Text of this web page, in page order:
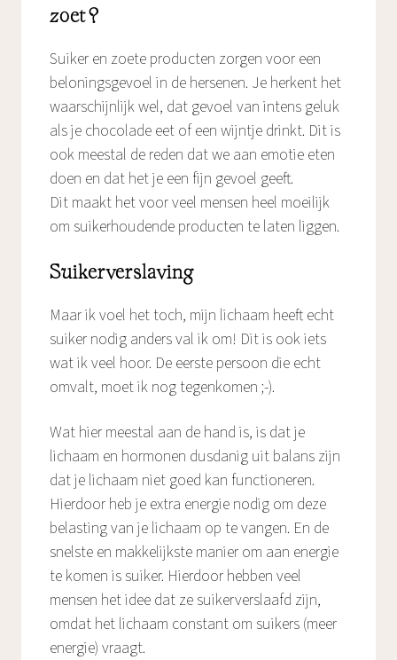
zoet?
Suiker en zoete producten zorgen voor een
beloningsgevoel in de hersenen. Je herkent het
waarschijnlijk wel, dat gevoel van intens geluk
als je chocolade eet of een wijntje drinkt. Dit is
ook meestal de reden dat we aan emotie eten
doen en dat het je een fijn gevoel geeft.
Dit maakt het voor veel mensen heel moeilijk
om suikerhoudende producten te laten liggen.
Suikerverslaving
Maar ik voel het toch, mijn lichaam heeft echt
suiker nodig anders val ik om! Dit is ook iets
wat ik veel hoor. De eerste persoon die echt
omvalt, moet ik nog tegenkomen ;-).
Wat hier meestal aan de hand is, is dat je
lichaam en hormonen dusdanig uit balans zijn
dat je lichaam niet goed kan functioneren.
Hierdoor heb je extra energie nodig om deze
belasting van je lichaam op te vangen. En de
snelste en makkelijkste manier om aan energie
te komen is suiker. Hierdoor hebben veel
mensen het idee dat ze suikerverslaafd zijn,
omdat het lichaam constant om suikers (meer
energie) vraagt.